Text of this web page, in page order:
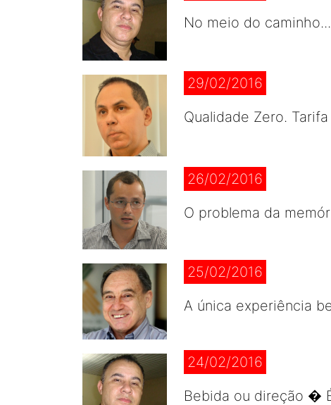
No meio do
29/02/2016
Qualidade Zero.
26/02/2016
O problema da
25/02/2016
A única experiência
24/02/2016
Bebida ou direção �